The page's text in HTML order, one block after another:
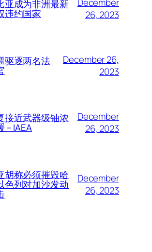
亚成为非洲最新
违约国家
26, 2023
驱逐两名法
December 26,
2023
接近武器级铀浓
– IAEA
December
26, 2023
胡称必须摧毁哈
色列对加沙发动
December
26, 2023